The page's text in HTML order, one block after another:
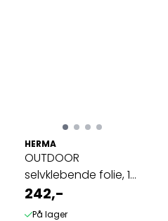
HERMA
OUTDOOR
selvklebende folie, 10
ark 210x148 hvit ...
242,-
På lager